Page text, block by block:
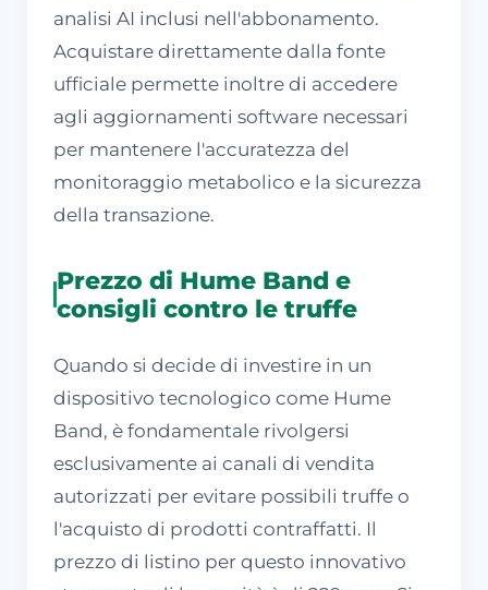
analisi AI inclusi nell'abbonamento.
Acquistare direttamente dalla fonte
ufficiale permette inoltre di accedere
agli aggiornamenti software necessari
per mantenere l'accuratezza del
monitoraggio metabolico e la sicurezza
della transazione.
Prezzo di Hume Band e
consigli contro le truffe
Quando si decide di investire in un
dispositivo tecnologico come Hume
Band, è fondamentale rivolgersi
esclusivamente ai canali di vendita
autorizzati per evitare possibili truffe o
l'acquisto di prodotti contraffatti. Il
prezzo di listino per questo innovativo